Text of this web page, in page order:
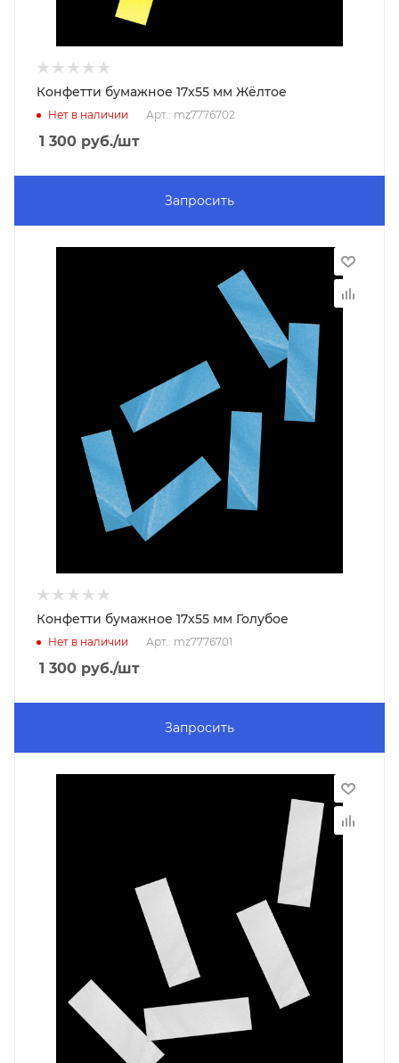
Конфетти бумажное 17х55 мм Жёлтое
Нет в наличии Арт.: mz7776702
1 300 руб./шт
Запросить
Конфетти бумажное 17х55 мм Голубое
Нет в наличии Арт.: mz7776701
1 300 руб./шт
Запросить